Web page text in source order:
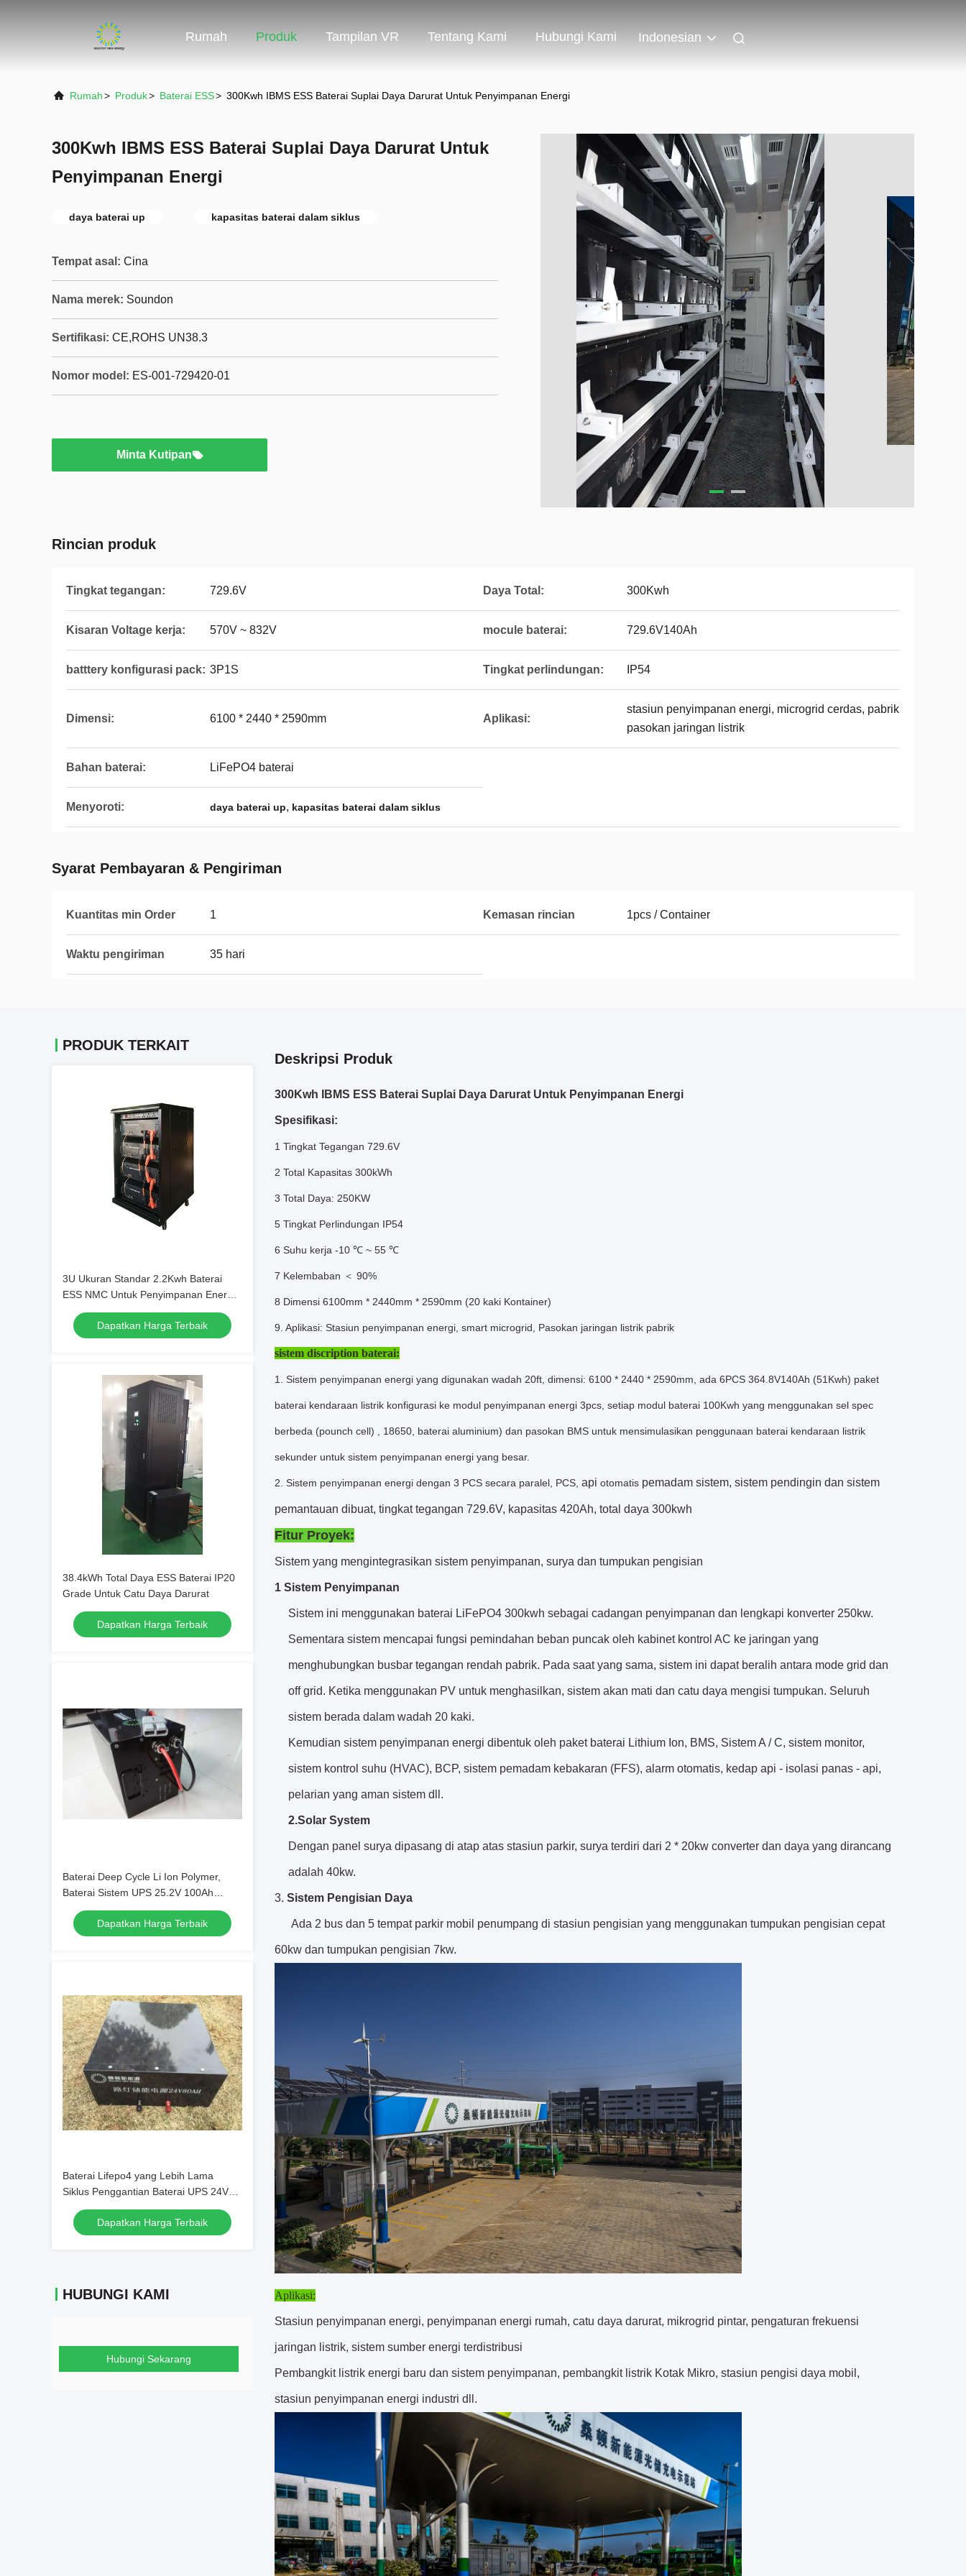
Rumah Produk Tampilan VR Tentang Kami Hubungi Kami Indonesian
Rumah> Produk> Baterai ESS> 300Kwh IBMS ESS Baterai Suplai Daya Darurat Untuk Penyimpanan Energi
300Kwh IBMS ESS Baterai Suplai Daya Darurat Untuk
Penyimpanan Energi
daya baterai up kapasitas baterai dalam siklus
Tempat asal: Cina
Nama merek: Soundon
Sertifikasi: CE,ROHS UN38.3
Nomor model: ES-001-729420-01
Minta Kutipan
Rincian produk
Tingkat tegangan: 729.6V Daya Total: 300Kwh
Kisaran Voltage kerja: 570V ~ 832V mocule baterai: 729.6V140Ah
batttery konfigurasi pack: 3P1S Tingkat perlindungan: IP54
Dimensi: 6100 * 2440 * 2590mm Aplikasi:
stasiun penyimpanan energi, microgrid cerdas, pabrik
pasokan jaringan listrik
Bahan baterai: LiFePO4 baterai
Menyoroti: daya baterai up, kapasitas baterai dalam siklus
Syarat Pembayaran & Pengiriman
Kuantitas min Order 1 Kemasan rincian 1pcs / Container
Waktu pengiriman 35 hari
PRODUK TERKAIT
3U Ukuran Standar 2.2Kwh Baterai
ESS NMC Untuk Penyimpanan Energi
Rumah
Dapatkan Harga Terbaik
38.4kWh Total Daya ESS Baterai IP20
Grade Untuk Catu Daya Darurat
Dapatkan Harga Terbaik
Baterai Deep Cycle Li Ion Polymer,
Baterai Sistem UPS 25.2V 100Ah
Untuk Lampu Jalan Tenaga Surya
Dapatkan Harga Terbaik
Baterai Lifepo4 yang Lebih Lama
Siklus Penggantian Baterai UPS 24V
80AH Kustomisasi Gratis
Dapatkan Harga Terbaik
HUBUNGI KAMI
Hubungi Sekarang
Deskripsi Produk
300Kwh IBMS ESS Baterai Suplai Daya Darurat Untuk Penyimpanan Energi
Spesifikasi:
1 Tingkat Tegangan 729.6V
2 Total Kapasitas 300kWh
3 Total Daya: 250KW
5 Tingkat Perlindungan IP54
6 Suhu kerja -10 ℃ ~ 55 ℃
7 Kelembaban ＜ 90%
8 Dimensi 6100mm * 2440mm * 2590mm (20 kaki Kontainer)
9. Aplikasi: Stasiun penyimpanan energi, smart microgrid, Pasokan jaringan listrik pabrik
sistem discription baterai:
1. Sistem penyimpanan energi yang digunakan wadah 20ft, dimensi: 6100 * 2440 * 2590mm, ada 6PCS 364.8V140Ah (51Kwh) paket
baterai kendaraan listrik konfigurasi ke modul penyimpanan energi 3pcs, setiap modul baterai 100Kwh yang menggunakan sel spec
berbeda (pounch cell) , 18650, baterai aluminium) dan pasokan BMS untuk mensimulasikan penggunaan baterai kendaraan listrik
sekunder untuk sistem penyimpanan energi yang besar.
2. Sistem penyimpanan energi dengan 3 PCS secara paralel, PCS, api otomatis pemadam sistem, sistem pendingin dan sistem
pemantauan dibuat, tingkat tegangan 729.6V, kapasitas 420Ah, total daya 300kwh
Fitur Proyek:
Sistem yang mengintegrasikan sistem penyimpanan, surya dan tumpukan pengisian
1 Sistem Penyimpanan
Sistem ini menggunakan baterai LiFePO4 300kwh sebagai cadangan penyimpanan dan lengkapi konverter 250kw.
Sementara sistem mencapai fungsi pemindahan beban puncak oleh kabinet kontrol AC ke jaringan yang
menghubungkan busbar tegangan rendah pabrik. Pada saat yang sama, sistem ini dapat beralih antara mode grid dan
off grid. Ketika menggunakan PV untuk menghasilkan, sistem akan mati dan catu daya mengisi tumpukan. Seluruh
sistem berada dalam wadah 20 kaki.
Kemudian sistem penyimpanan energi dibentuk oleh paket baterai Lithium Ion, BMS, Sistem A / C, sistem monitor,
sistem kontrol suhu (HVAC), BCP, sistem pemadam kebakaran (FFS), alarm otomatis, kedap api - isolasi panas - api,
pelarian yang aman sistem dll.
2.Solar System
Dengan panel surya dipasang di atap atas stasiun parkir, surya terdiri dari 2 * 20kw converter dan daya yang dirancang
adalah 40kw.
3. Sistem Pengisian Daya
Ada 2 bus dan 5 tempat parkir mobil penumpang di stasiun pengisian yang menggunakan tumpukan pengisian cepat
60kw dan tumpukan pengisian 7kw.
Aplikasi:
Stasiun penyimpanan energi, penyimpanan energi rumah, catu daya darurat, mikrogrid pintar, pengaturan frekuensi
jaringan listrik, sistem sumber energi terdistribusi
Pembangkit listrik energi baru dan sistem penyimpanan, pembangkit listrik Kotak Mikro, stasiun pengisi daya mobil,
stasiun penyimpanan energi industri dll.